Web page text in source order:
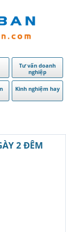
Tư vấn doanh
nghiệp
Kinh nghiệm hay
2 ĐÊM